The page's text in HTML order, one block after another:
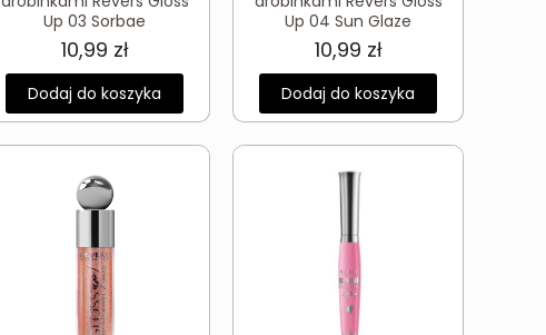
Up 03 Sorbae
10,99 zł
Dodaj do koszyka
Up 04 Sun Glaze
10,99 zł
Dodaj do koszyka